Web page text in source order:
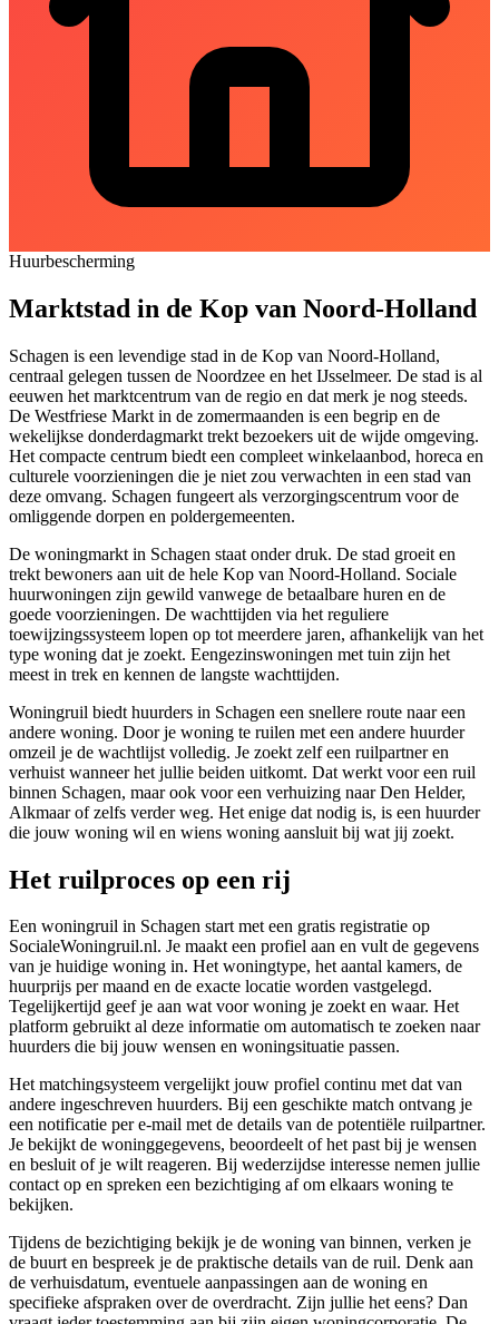
Huurbescherming
Marktstad in de Kop van Noord-Holland
Schagen is een levendige stad in de Kop van Noord-Holland,
centraal gelegen tussen de Noordzee en het IJsselmeer. De stad is al
eeuwen het marktcentrum van de regio en dat merk je nog steeds.
De Westfriese Markt in de zomermaanden is een begrip en de
wekelijkse donderdagmarkt trekt bezoekers uit de wijde omgeving.
Het compacte centrum biedt een compleet winkelaanbod, horeca en
culturele voorzieningen die je niet zou verwachten in een stad van
deze omvang. Schagen fungeert als verzorgingscentrum voor de
omliggende dorpen en poldergemeenten.
De woningmarkt in Schagen staat onder druk. De stad groeit en
trekt bewoners aan uit de hele Kop van Noord-Holland. Sociale
huurwoningen zijn gewild vanwege de betaalbare huren en de
goede voorzieningen. De wachttijden via het reguliere
toewijzingssysteem lopen op tot meerdere jaren, afhankelijk van het
type woning dat je zoekt. Eengezinswoningen met tuin zijn het
meest in trek en kennen de langste wachttijden.
Woningruil biedt huurders in Schagen een snellere route naar een
andere woning. Door je woning te ruilen met een andere huurder
omzeil je de wachtlijst volledig. Je zoekt zelf een ruilpartner en
verhuist wanneer het jullie beiden uitkomt. Dat werkt voor een ruil
binnen Schagen, maar ook voor een verhuizing naarDen Helder,
Alkmaarof zelfs verder weg. Het enige dat nodig is, is een huurder
die jouw woning wil en wiens woning aansluit bij wat jij zoekt.
Het ruilproces op een rij
Een woningruil in Schagen start met een gratis registratie op
SocialeWoningruil.nl. Je maakt een profiel aan en vult de gegevens
van je huidige woning in. Het woningtype, het aantal kamers, de
huurprijs per maand en de exacte locatie worden vastgelegd.
Tegelijkertijd geef je aan wat voor woning je zoekt en waar. Het
platform gebruikt al deze informatie om automatisch te zoeken naar
huurders die bij jouw wensen en woningsituatie passen.
Het matchingsysteem vergelijkt jouw profiel continu met dat van
andere ingeschreven huurders. Bij een geschikte match ontvang je
een notificatie per e-mail met de details van de potentiële ruilpartner.
Je bekijkt de woninggegevens, beoordeelt of het past bij je wensen
en besluit of je wilt reageren. Bij wederzijdse interesse nemen jullie
contact op en spreken een bezichtiging af om elkaars woning te
bekijken.
Tijdens de bezichtiging bekijk je de woning van binnen, verken je
de buurt en bespreek je de praktische details van de ruil. Denk aan
de verhuisdatum, eventuele aanpassingen aan de woning en
specifieke afspraken over de overdracht. Zijn jullie het eens? Dan